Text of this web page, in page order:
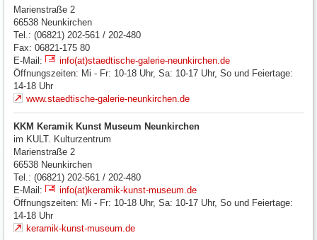
Marienstraße 2
66538 Neunkirchen
Tel.: (06821) 202-561 / 202-480
Fax: 06821-175 80
E-Mail:
info(at)staedtische-galerie-neunkirchen.de
Öffnungszeiten: Mi - Fr: 10-18 Uhr, Sa: 10-17 Uhr, So und Feiertage:
14-18 Uhr
www.staedtische-galerie-neunkirchen.de
KKM Keramik Kunst Museum Neunkirchen
im KULT. Kulturzentrum
Marienstraße 2
66538 Neunkirchen
Tel.: (06821) 202-561 / 202-480
E-Mail:
info(at)keramik-kunst-museum.de
Öffnungszeiten: Mi - Fr: 10-18 Uhr, Sa: 10-17 Uhr, So und Feiertage:
14-18 Uhr
keramik-kunst-museum.de